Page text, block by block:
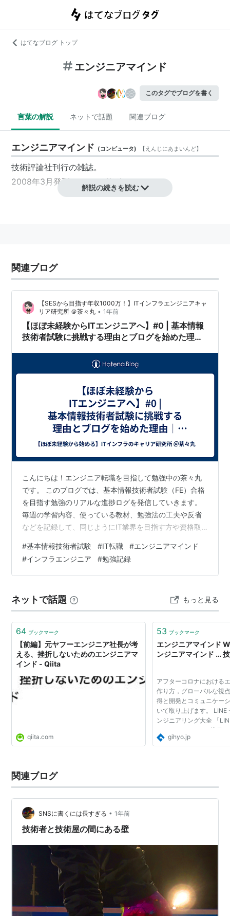
はてなブログ トップ
エンジニアマインド
このタグでブログを書く
言葉の解説 ネットで話題 関連ブログ
エンジニアマインド (コンピュータ) 【 えんじにあまいんど】
技術評論社刊行の雑誌。
2008年3月発刊のvol.9で休刊。
解説の続きを読む
関連ブログ
【SESから目指す年収1000万！】ITインフラエンジニアキャ
リア研究所 ＠茶々丸 • 1年前
【ほぼ未経験からITエンジニアへ】#0 | 基本情報
技術者試験に挑戦する理由とブログを始めた理由
こんにちは！エンジニア転職を目指して勉強中の茶々丸
です。 このブログでは、基本情報技術者試験（FE）合格
を目指す勉強のリアルな進捗ログを発信していきます。
毎週の学習内容、使っている教材、勉強法の工夫や反省
などを記録して、同じようにIT業界を目指す方や資格取
🧑‍🔧 かる〜く経歴紹介：情報系じゃないけど、理系出身
です 僕は、情報系出身ではないけれど、高専〜工学部を
経て、理系の土台はある程度持っているタイプです。で
「ほぼ未経験」からのスタートになります。 💡 なぜ基本
情報技術者試験(FE)に挑戦する…
#基本情報技術者試験 #IT転職 #エンジニアマインド
#インフラエンジニア #勉強記録
ネットで話題 もっと見る
64 ブックマーク
【前編】元ヤフーエンジニア社長が考
える、挫折しないためのエンジニアマ
インド - Qiita
qiita.com
53 ブックマーク
エンジニアマインド
ンジニアマインド …
アフターコロナにおける
作り方，グローバルな視
得と開発とコミュニケー
いて取り上げます。 LINE
ンジニアリング大全 「
DAY 2020」より，注目
ー，エンジニアリングを
gihyo.jp
関連ブログ
SNSに書くには長すぎる • 1年前
技術者と技術屋の間にある壁